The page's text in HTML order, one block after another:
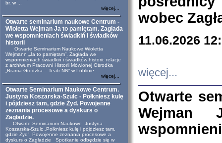
br. w ...
więcej...
Otwarte seminarium naukowe Centrum -
Wioletta Wejman Ja to pamiętam. Zagłada
we wspomnieniach świadkiń i świadków
historii
Otwarte Seminarium Naukowe Wioletta
Wejmann „Ja to pamiętam”. Zagłada we
wspomnieniach świadkiń i świadków historii: relacje
z archiwum Pracowni Historii Mówionej Ośrodka
„Brama Grodzka – Teatr NN” w Lublinie ...
więcej...
Otwarte Seminarium Naukowe Centrum.
Justyna Koszarska-Szulc - Połkniesz kulę
i pójdziesz tam, gdzie Żyd. Powojenne
zeznania procesowe a dyskurs o
Zagładzie.
Otwarte Seminarium Naukowe Justyna
Koszarska-Szulc „Połkniesz kulę i pójdziesz tam,
gdzie Żyd”. Powojenne zeznania procesowe a
dyskurs o Zagładzie Spotkanie odbędzie się w
wobec
11.06.2026
więcej...
Otwarte
Wejman